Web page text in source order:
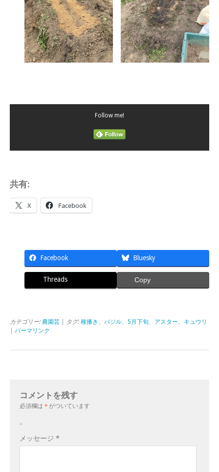
Follow me!
共有:
X Facebook
Facebook Bluesky
Threads Copy
カテゴリー: 農園芸 | タグ: 種播き、バジル、5月下旬、アスター、キュウリ
パーマリンク
コメントを残す
必須欄は * がついています
。
メッセージ *